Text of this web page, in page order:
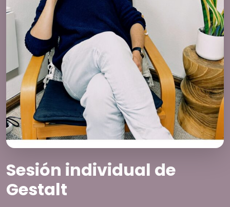
Sesión individual de
Gestalt